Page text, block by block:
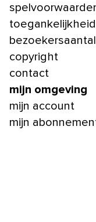
toegankelijkheid
copyright
contact
mijn omgeving
mijn account
mijn